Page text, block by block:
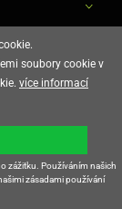
soubory cookie v
více informací
zážitku. Používáním našich
zásadami používání